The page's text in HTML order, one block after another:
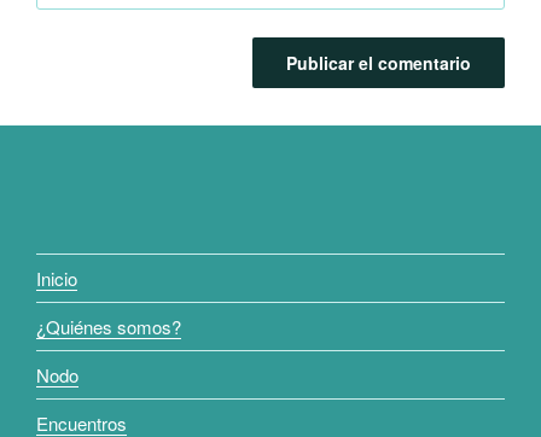
Inicio
¿Quiénes somos?
Nodo
Encuentros